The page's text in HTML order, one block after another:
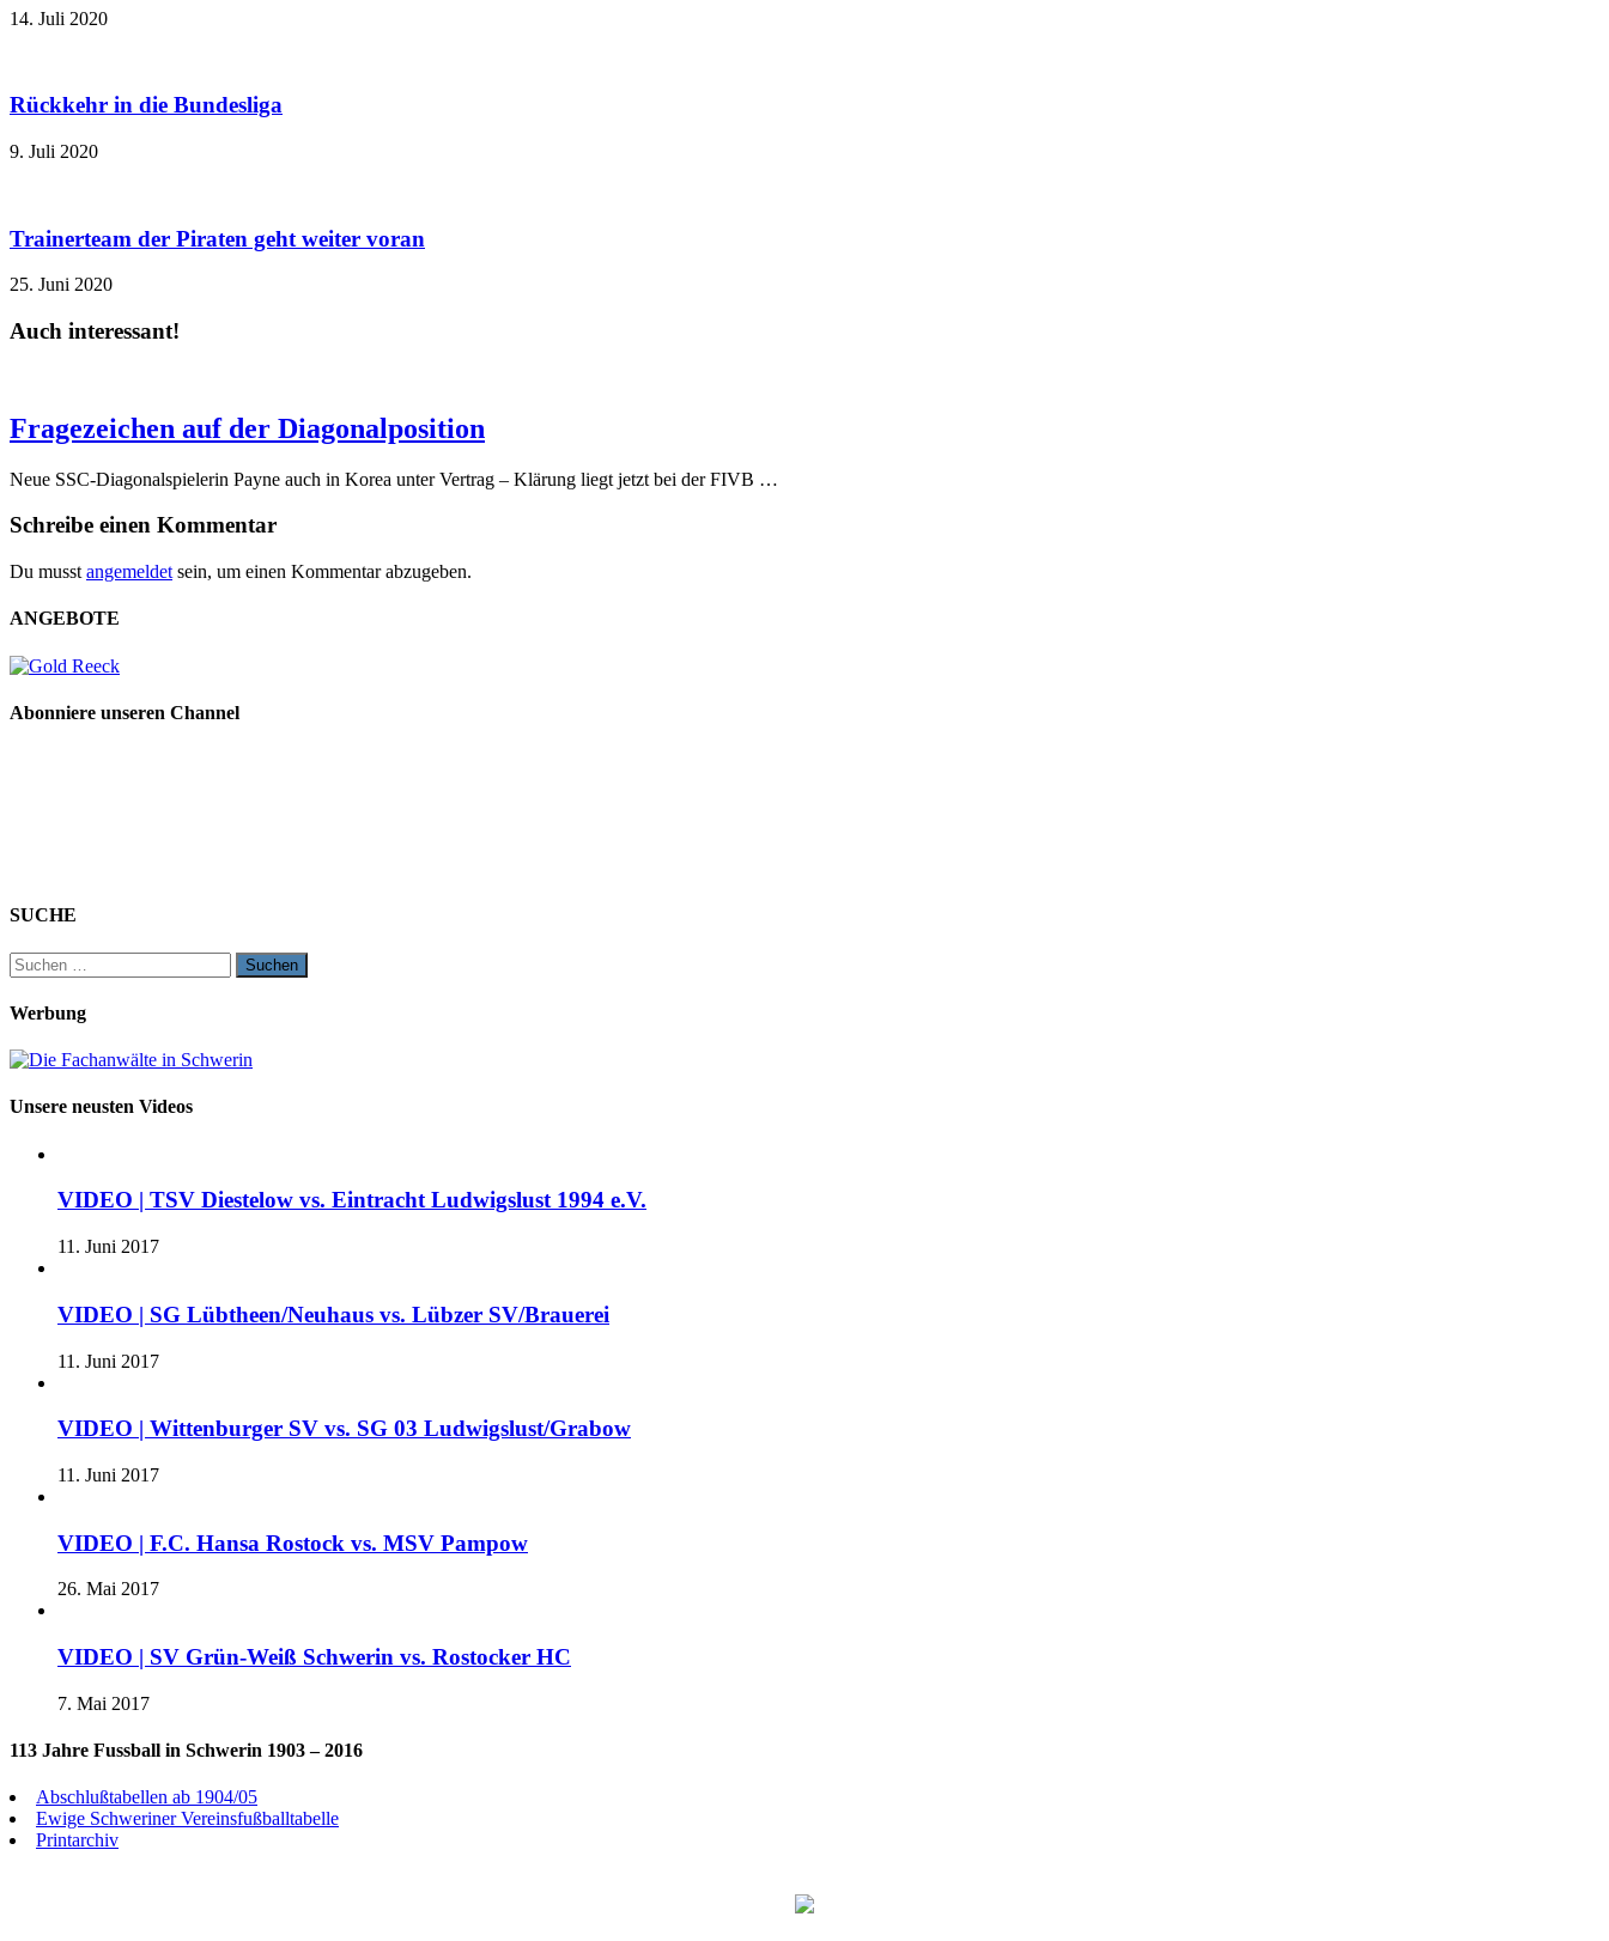
14. Juli 2020
Rückkehr in die Bundesliga
9. Juli 2020
Trainerteam der Piraten geht weiter voran
25. Juni 2020
Auch interessant!
Fragezeichen auf der Diagonalposition
Neue SSC-Diagonalspielerin Payne auch in Korea unter Vertrag – Klärung liegt jetzt bei der FIVB …
Schreibe einen Kommentar
Du musst angemeldet sein, um einen Kommentar abzugeben.
ANGEBOTE
Abonniere unseren Channel
SUCHE
Suchen
nach:
Werbung
Unsere neusten Videos
VIDEO | TSV Diestelow vs. Eintracht Ludwigslust 1994 e.V.
11. Juni 2017
VIDEO | SG Lübtheen/Neuhaus vs. Lübzer SV/Brauerei
11. Juni 2017
VIDEO | Wittenburger SV vs. SG 03 Ludwigslust/Grabow
11. Juni 2017
VIDEO | F.C. Hansa Rostock vs. MSV Pampow
26. Mai 2017
VIDEO | SV Grün-Weiß Schwerin vs. Rostocker HC
7. Mai 2017
113 Jahre Fussball in Schwerin 1903 – 2016
Abschlußtabellen ab 1904/05
Ewige Schweriner Vereinsfußballtabelle
Printarchiv